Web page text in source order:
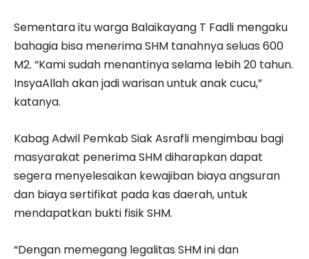
Sementara itu warga Balaikayang T Fadli mengaku
bahagia bisa menerima SHM tanahnya seluas 600
M2. “Kami sudah menantinya selama lebih 20 tahun.
InsyaAllah akan jadi warisan untuk anak cucu,”
katanya.
Kabag Adwil Pemkab Siak Asrafli mengimbau bagi
masyarakat penerima SHM diharapkan dapat
segera menyelesaikan kewajiban biaya angsuran
dan biaya sertifikat pada kas daerah, untuk
mendapatkan bukti fisik SHM.
“Dengan memegang legalitas SHM ini dan